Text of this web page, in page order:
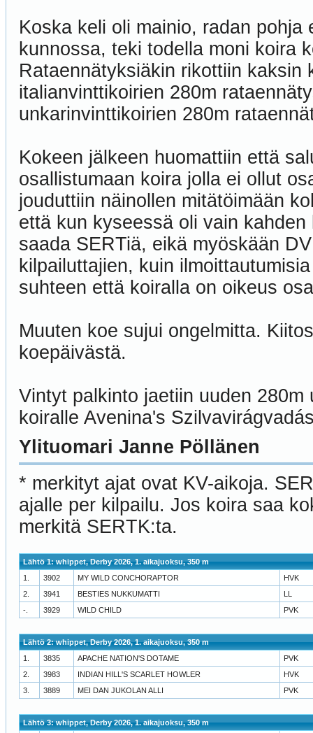
Koska keli oli mainio, radan
kunnossa, teki todella moni koira
Rataennätyksiäkin rikottiin kaksin
italianvinttikoirien 280m
unkarinvinttikoirien 280m
Kokeen jälkeen huomattiin että
osallistumaan koira jolla ei ollut
jouduttiin näinollen mitätöimään
että kun kyseessä oli vain
saada SERTiä, eikä myöskään
kilpailuttajien, kuin
suhteen että koiralla on oikeus
Muuten koe sujui ongelmitta.
koepäivästä.
Vintyt palkinto jaetiin uuden
koiralle Avenina's
Ylituomari Janne Pöllänen
* merkityt ajat ovat KV-aikoja.
ajalle per kilpailu. Jos koira saa
merkitä SERTK:ta.
Lähtö 1: whippet, Derby 2026, 1. aikajuoksu, 350 m
1.
3902 MY WILD CONCHORAPTOR
HVK
2.
3941 BESTIES NUKKUMATTI
LL
-.
3929 WILD CHILD PVK
Lähtö 2: whippet, Derby 2026, 1. aikajuoksu, 350 m
1.
3835 APACHE NATION'S DOTAME
PVK
2.
3983 INDIAN HILL'S SCARLET HOWLER
HVK
3.
3889 MEI DAN JUKOLAN ALLI PVK
Lähtö 3: whippet, Derby 2026, 1. aikajuoksu, 350 m